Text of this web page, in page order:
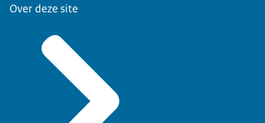
Over deze site